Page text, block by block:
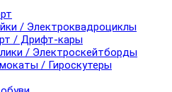
/ Электроквадроциклы
/ Дрифт-кары
/ Электроскейтборды
/ Гироскутеры